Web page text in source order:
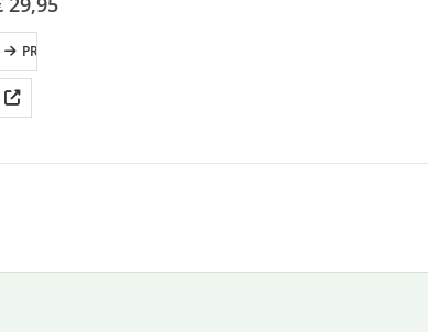
door
Top&Top
PRODUCTEN BEKIJKEN